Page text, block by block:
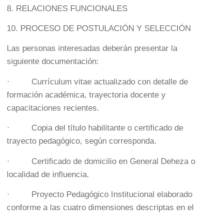
8. RELACIONES FUNCIONALES
10. PROCESO DE POSTULACIÓN Y SELECCIÓN
Las personas interesadas deberán presentar la
siguiente documentación:
· Currículum vitae actualizado con detalle de
formación académica, trayectoria docente y
capacitaciones recientes.
· Copia del título habilitante o certificado de
trayecto pedagógico, según corresponda.
· Certificado de domicilio en General Deheza o
localidad de influencia.
· Proyecto Pedagógico Institucional elaborado
conforme a las cuatro dimensiones descriptas en el